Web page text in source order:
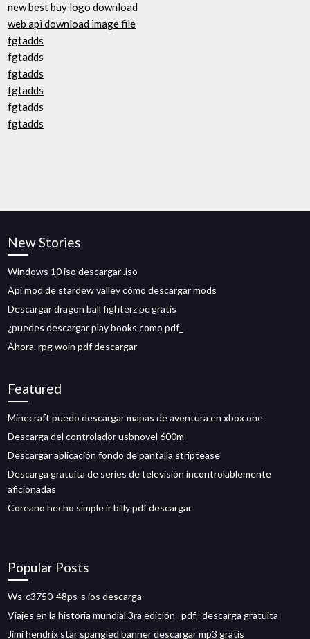
new best buy logo download
web api download image file
fgtadds
fgtadds
fgtadds
fgtadds
fgtadds
fgtadds
New Stories
Windows 10 iso descargar .iso
Api mod de stardew valley cómo descargar mods
Descargar dragon ball fighterz pc gratis
¿puedes descargar play books como pdf_
Ahora. rpg woin pdf descargar
Featured
Minecraft puedo descargar mapas de aventura en xbox one
Descarga del controlador usbnovel 600m
Descargar aplicación fondo de pantalla striptease
Descarga gratuita de series de televisión incontrolablemente
aficionadas
Coreano hecho simple ir billy pdf descargar
Popular Posts
Ws-c3750-48ps-s ios descarga
Viajes en la historia mundial 3ra edición _pdf_ descarga gratuita
Jimi hendrix star spangled banner descargar mp3 gratis